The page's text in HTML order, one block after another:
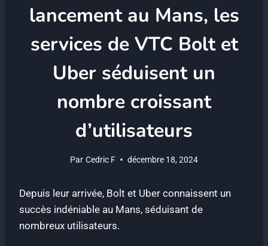
lancement au Mans, les
services de VTC Bolt et
Uber séduisent un
nombre croissant
d’utilisateurs
Par Cedric F décembre 18, 2024
Depuis leur arrivée, Bolt et Uber connaissent un
succès indéniable au Mans, séduisant de
nombreux utilisateurs.